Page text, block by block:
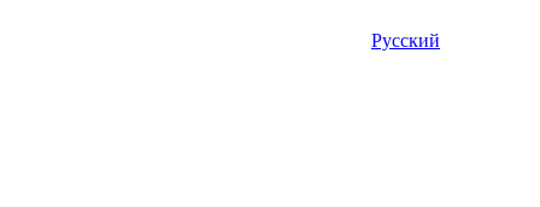
Русский